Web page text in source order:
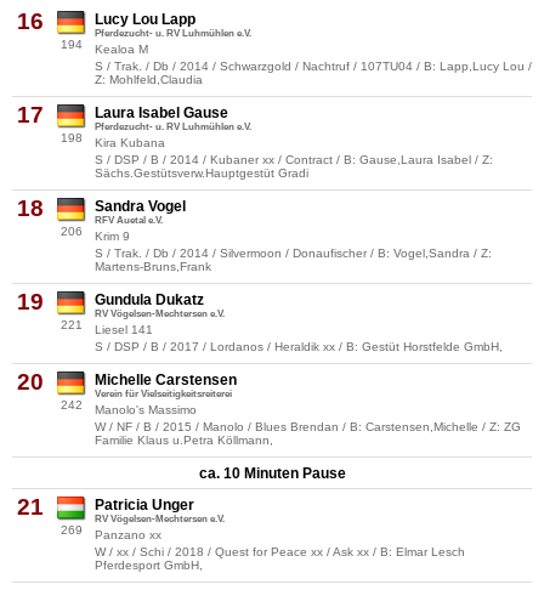
16
194
Lucy Lou Lapp
Pferdezucht- u. RV Luhmühlen e.V.
Kealoa M
S / Trak. / Db / 2014 / Schwarzgold / Nachtruf / 107TU04 / B: Lapp,Lucy Lou /
Z: Mohlfeld,Claudia
17
198
Laura Isabel Gause
Pferdezucht- u. RV Luhmühlen e.V.
Kira Kubana
S / DSP / B / 2014 / Kubaner xx / Contract / B: Gause,Laura Isabel / Z:
Sächs.Gestütsverw.Hauptgestüt Gradi
18
206
Sandra Vogel
RFV Auetal e.V.
Krim 9
S / Trak. / Db / 2014 / Silvermoon / Donaufischer / B: Vogel,Sandra / Z:
Martens-Bruns,Frank
19
221
Gundula Dukatz
RV Vögelsen-Mechtersen e.V.
Liesel 141
S / DSP / B / 2017 / Lordanos / Heraldik xx / B: Gestüt Horstfelde GmbH,
20
242
Michelle Carstensen
Verein für Vielseitigkeitsreiterei
Manolo's Massimo
W / NF / B / 2015 / Manolo / Blues Brendan / B: Carstensen,Michelle / Z: ZG
Familie Klaus u.Petra Köllmann,
ca. 10 Minuten Pause
21
269
Patricia Unger
RV Vögelsen-Mechtersen e.V.
Panzano xx
W / xx / Schi / 2018 / Quest for Peace xx / Ask xx / B: Elmar Lesch
Pferdesport GmbH,